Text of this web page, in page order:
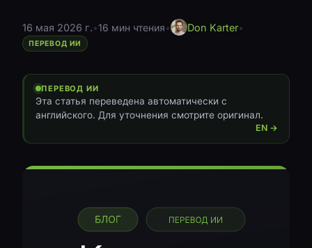
16 мая 2026 г.•16 мин чтения• Don Karter•
ПЕРЕВОД ИИ
ПЕРЕВОД ИИ
Эта статья переведена автоматически с
английского. Для уточнения смотрите оригинал.
EN →